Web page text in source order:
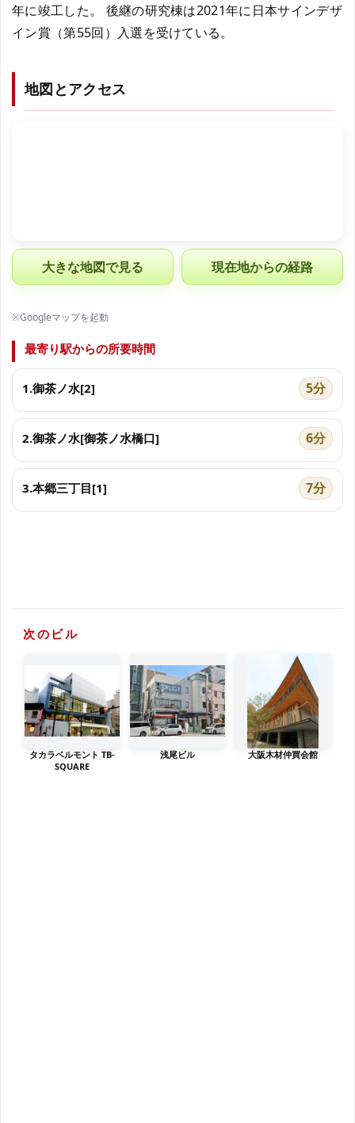
年に竣工した。 後継の研究棟は2021年に日本サインデザ
イン賞（第55回）入選を受けている。
地図とアクセス
大きな地図で見る 現在地からの経路
※Googleマップを起動
最寄り駅からの所要時間
1.御茶ノ水[2] 5分
2.御茶ノ水[御茶ノ水橋口] 6分
3.本郷三丁目[1] 7分
次のビル
タカラベルモント TB-
SQUARE
浅尾ビル 大阪木材仲買会館